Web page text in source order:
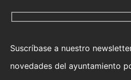
Suscríbase a nuestro
novedades del ayuntamiento